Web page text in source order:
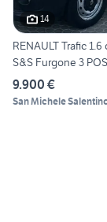
14
RENAULT Trafic 1.6
S&S Furgone 3
9.900 €
San Michele